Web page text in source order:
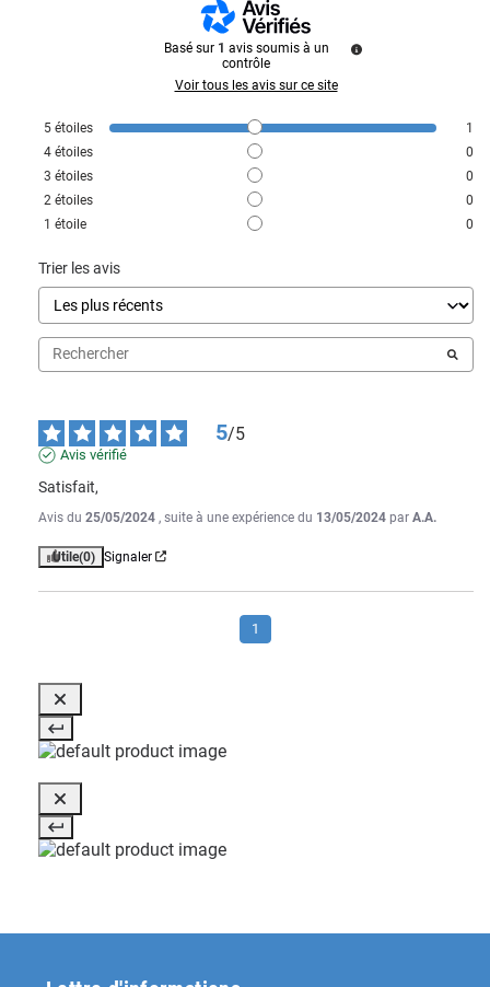
Basé sur 1 avis soumis à un
contrôle
Voir tous les avis sur ce site
5 étoiles
1
4 étoiles
0
3 étoiles
0
2 étoiles
0
1 étoile 0
Trier les avis
5/5
Avis vérifié
Satisfait,
Avis du 25/05/2024 , suite à une expérience du 13/05/2024 par A.A.
Utile(0) Signaler
1